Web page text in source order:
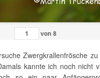
von 8
Zwergkrallenfrösche
kannte ich noch nicht